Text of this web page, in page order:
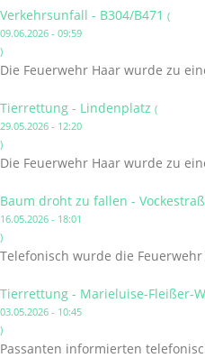
Verkehrsunfall - B304/B471 (
09.06.2026 - 09:59
)
Die Feuerwehr Haar wurde zu
Tierrettung - Lindenplatz (
29.05.2026 - 12:20
)
Die Feuerwehr Haar wurde zu
Baum droht zu fallen -
16.05.2026 - 18:01
)
Telefonisch wurde die
Tierrettung - Marieluise-Fleißer-
03.05.2026 - 10:45
)
Passanten informierten